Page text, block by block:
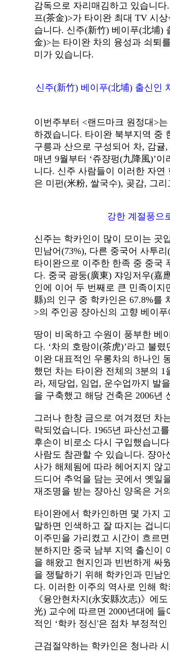
감독으로 자리매김하고 있습니
프(茶金)>가 타이완 최대 TV 시
습니다. 신주(新竹) 베이푸(北埔)
金)>는 타이완 차의 융성과 쇠퇴
미가 있습니다.
신주(新竹) 베이푸(北埔) 출신인
이번주부터 <랜드마크 원정대>
하겠습니다. 타이완 북부지역 중
구릉과 산으로 구성되어 차, 감귤
매년 9월부터 ‘쥬쟝펑(九降風)’
니다. 신주 사람들이 이러한 자
은 미펀(米粉, 쌀국수), 곶감, 그
강한 계절풍으
신주는 학카인이 많이 모이는 곳
민남어(73%), 다른 중국어 사투
타이완으로 이주한 한족 중 중국
다. 중국 광둥(廣東) 쟈잉저우(嘉
인에 이어 두 번째로 큰 민족이지
縣)의 인구 중 학카인은 67.8%를
>의 주인공 쟝아신의 고향 베이
땅이 비옥하고 수원이 풍부한 베
다. ‘차의 호랑이(茶虎)’라고 불
이완 대표적인 우롱차의 하나인
했던 차는 타이완 전체의 3분의
라, 제당업, 임업, 운수업까지 발
을 구축했고 해당 건축은 2006년
그러나 한창 금으로 여겨졌던 차
락되었습니다. 1965년 파산선고
후손이 비로소 다시 구입했습니
사람도 참관할 수 있습니다. 쟝아
사가 해체됨에 따라 헤어지지 않
드디어 추억을 담는 곳에서 옛일
재조명을 받는 쟝아신 양옥은 거
타이완에서 학카인하면 몇 가지
말하면 인색하고 잘 따지는 겁니
이주민을 가리켰고 시간이 흐르
분하지만 중국 남부 지역 출신이
을 해왔고 현지인과 빈번하게 싸
을 쟁탈하기 위해 학카인과 민남
다. 이러한 이주의 역사로 인해
《융안현차지(永安縣次志)》에
光) 교수에 따르면 2000년대에
적인 ‘학카 정신'은 점차 부정적
근검절약하는 학카인은 청나라